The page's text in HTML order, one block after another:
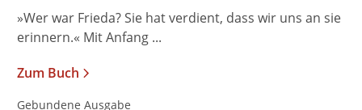
»Wer war Frieda? Sie hat verdient, dass wir uns an sie
erinnern.« Mit Anfang ...
Zum Buch
Gebundene Ausgabe